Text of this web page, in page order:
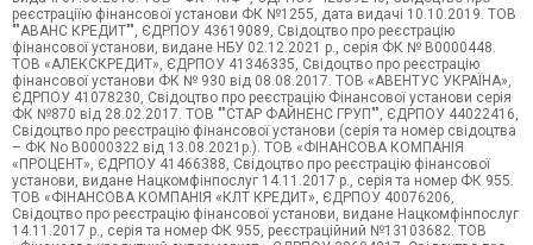
реєстраціїю фінансової установи ФК №1255, дата видачі 10.10.2019. ТОВ
""АВАНС КРЕДИТ"", ЄДРПОУ 43619089, Свідоцтво про реєстрацію
фінансової установи, видане НБУ 02.12.2021 р., серія ФК № В0000448.
ТОВ «АЛЕКСКРЕДИТ», ЄДРПОУ 41346335, Свідоцтво про реєстрацію
фінансової установи ФК № 930 від 08.08.2017. ТОВ «АВЕНТУС УКРАЇНА»,
ЄДРПОУ 41078230, Свідоцтво про реєстрацію Фінансової установи серія
ФК №870 від 28.02.2017. ТОВ ""СТАР ФАЙНЕНС ГРУП"", ЄДРПОУ 44022416,
Свідоцтво про реєстрацію фінансової установи (серія та номер свідоцтва
– ФК No В0000322 від 13.08.2021р.). ТОВ «ФІНАНСОВА КОМПАНІЯ
«ПРОЦЕНТ», ЄДРПОУ 41466388, Свідоцтво про реєстрацію фінансової
установи, видане Нацкомфінпослуг 14.11.2017 р., серія та номер ФК 955.
ТОВ «ФІНАНСОВА КОМПАНІЯ «КЛТ КРЕДИТ», ЄДРПОУ 40076206,
Свідоцтво про реєстрацію фінансової установи, видане Нацкомфінпослуг
14.11.2017 р., серія та номер ФК 955, реєстраційний №13103682. ТОВ